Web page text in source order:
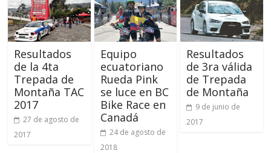
Resultados
de la 4ta
Trepada de
Montaña TAC
2017
27 de agosto de
2017
Equipo
ecuatoriano
Rueda Pink
se luce en BC
Bike Race en
Canadá
24 de agosto de
2018
Resultados
de 3ra válida
de Trepada
de Montaña
9 de junio de
2017